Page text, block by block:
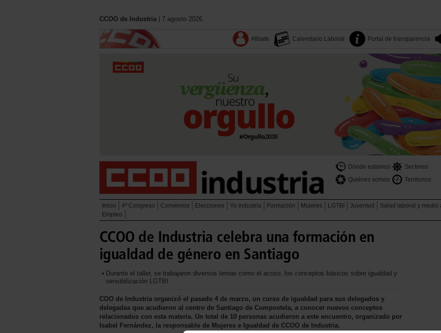
CCOO de Industria | 7 agosto 2026.
Afiliate Calendario Laboral Portal de transparencia
Dónde estamos Sectores
Quiénes somos
Territorios
Inicio 4º Congreso Convenios Elecciones Yo Industria Formación Mujeres LGTBI Juventud Salud laboral y medio
Empleo
CCOO de Industria celebra una formación en
igualdad de género en Santiago
Durante el taller, se trabajaron diversos temas como el acoso, los conceptos básicos sobre igualdad y
sensibilización LGTBI
COO de Industria organizó el pasado 4 de marzo, un curso de igualdad para sus delegados y
delegadas que acudieron al centro de Santiago de Compostela, a conocer nuevos conceptos
relacionados con esta materia. Un total de 10 personas acudieron a este encuentro, organizado por
Isabel Fernández, la responsable de Mujeres e Igualdad de CCOO de Industria.